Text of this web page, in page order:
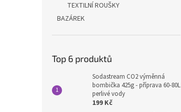
TEXTILNÍ ROUŠKY
BAZÁREK
Top 6 produktů
Sodastream CO2 výměnná
bombička 425g - příprava 60-80L
perlivé vody
199 Kč